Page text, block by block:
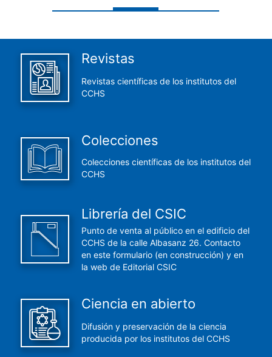
Revistas
Revistas científicas de los institutos del
CCHS
Colecciones
Colecciones científicas de los institutos del
CCHS
Librería del CSIC
Punto de venta al público en el edificio del
CCHS de la calle Albasanz 26. Contacto
en este formulario (en construcción) y en
la web de Editorial CSIC
Ciencia en abierto
Difusión y preservación de la ciencia
producida por los institutos del CCHS